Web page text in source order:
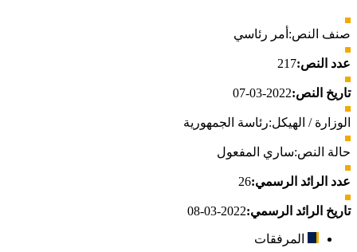
صنف النص: أمر رئاسي
عدد النص:217
تاريخ النص:2022-03-07
الوزارة / الهيكل:رئاسة الجمهورية
حالة النص:ساري المفعول
عدد الرائد الرسمي:26
تاريخ الرائد الرسمي:2022-03-08
المرفقات